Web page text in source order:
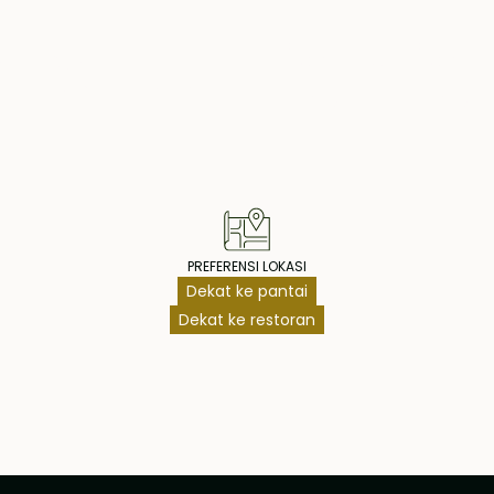
kamar mandi
untuk
ini tersedia
investor yang
PREFERENSI LOKASI
Dekat ke pantai
Dekat ke restoran